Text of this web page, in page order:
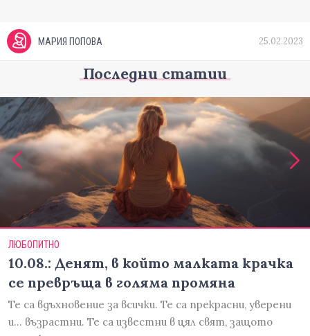
МАРИЯ ПОПОВА 25.02.2023
Последни статии
ЛЮБОПИТНО
10.08.: Денят, в който малката крачка
се превръща в голяма промяна
Те са вдъхновение за всички. Те са прекрасни, уверени
и... възрастни. Те са известни в цял свят, защото